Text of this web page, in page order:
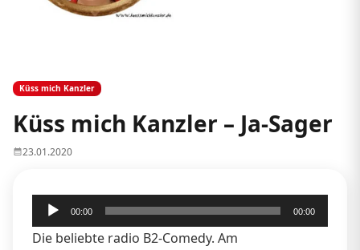
Küss mich Kanzler
Küss mich Kanzler – Ja-Sager
23.01.2020
Audio-
Player
00:00 00:00
Die beliebte radio B2-Comedy. Am